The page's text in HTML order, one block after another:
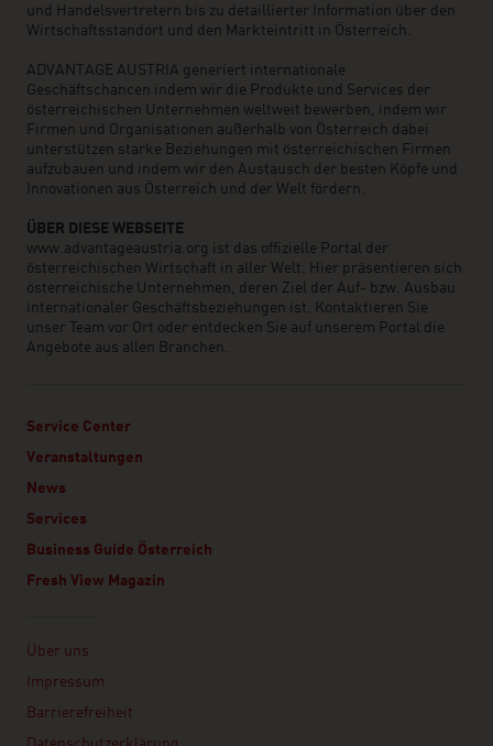
und Handelsvertretern bis zu detaillierter Information über den
Wirtschaftsstandort und den Markteintritt in Österreich.
ADVANTAGE AUSTRIA generiert internationale
Geschäftschancen indem wir die Produkte und Services der
österreichischen Unternehmen weltweit bewerben, indem wir
Firmen und Organisationen außerhalb von Österreich dabei
unterstützen starke Beziehungen mit österreichischen Firmen
aufzubauen und indem wir den Austausch der besten Köpfe und
Innovationen aus Österreich und der Welt fördern.
ÜBER DIESE WEBSEITE
www.advantageaustria.org ist das offizielle Portal der
österreichischen Wirtschaft in aller Welt. Hier präsentieren sich
österreichische Unternehmen, deren Ziel der Auf- bzw. Ausbau
internationaler Geschäftsbeziehungen ist. Kontaktieren Sie
unser Team vor Ort oder entdecken Sie auf unserem Portal die
Angebote aus allen Branchen.
Service Center
Veranstaltungen
News
Services
Business Guide Österreich
Fresh View Magazin
Über uns
Impressum
Barrierefreiheit